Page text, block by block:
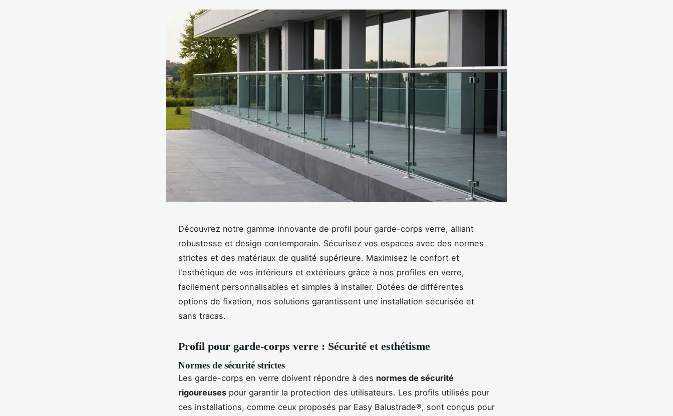
Découvrez notre gamme innovante de profil pour garde-corps verre, alliant
robustesse et design contemporain. Sécurisez vos espaces avec des normes
strictes et des matériaux de qualité supérieure. Maximisez le confort et
l'esthétique de vos intérieurs et extérieurs grâce à nos profiles en verre,
facilement personnalisables et simples à installer. Dotées de différentes
options de fixation, nos solutions garantissent une installation sécurisée et
sans tracas.
Profil pour garde-corps verre : Sécurité et esthétisme
Normes de sécurité strictes
Les garde-corps en verre doivent répondre à des normes de sécurité
rigoureuses pour garantir la protection des utilisateurs. Les profils utilisés pour
ces installations, comme ceux proposés par Easy Balustrade®, sont conçus pour